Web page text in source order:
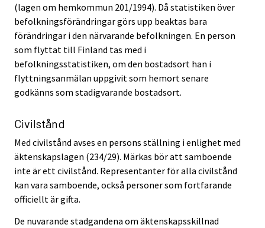
(lagen om hemkommun 201/1994). Då statistiken över
befolkningsförändringar görs upp beaktas bara
förändringar i den närvarande befolkningen. En person
som flyttat till Finland tas med i
befolkningsstatistiken, om den bostadsort han i
flyttningsanmälan uppgivit som hemort senare
godkänns som stadigvarande bostadsort.
Civilstånd
Med civilstånd avses en persons ställning i enlighet med
äktenskapslagen (234/29). Märkas bör att samboende
inte är ett civilstånd. Representanter för alla civilstånd
kan vara samboende, också personer som fortfarande
officiellt är gifta.
De nuvarande stadgandena om äktenskapsskillnad